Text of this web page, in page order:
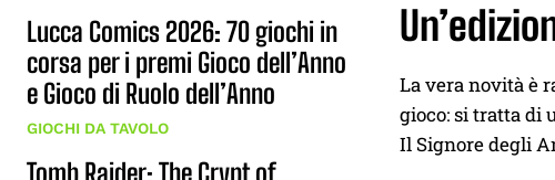
Lucca Comics 2026: 70 giochi in
corsa per i premi Gioco dell’Anno
e Gioco di Ruolo dell’Anno
GIOCHI DA TAVOLO
Tomb Raider: The Crypt of
La vera novità è
gioco: si tratta di
Il Signore degli